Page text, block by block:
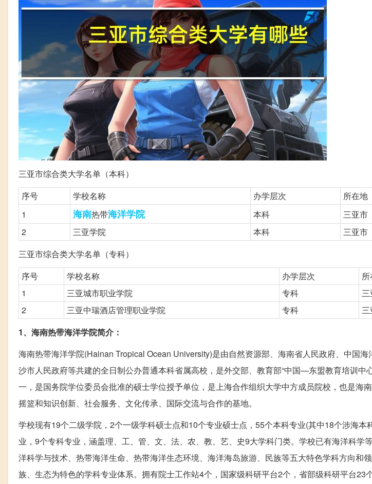
三亚市综合类大学名单（本科）
序号
学校名称 办学层次 所在地
1
海南热带海洋学院 本科 三亚市
2
三亚学院 本科 三亚市
三亚市综合类大学名单（专科）
序号
学校名称 办学层次
1
三亚城市职业学院 专科 三
2
三亚中瑞酒店管理职业学院 专科 三
1、海南热带海洋学院简介：
海南热带海洋学院(Hainan Tropical Ocean University)是由自然资源部、海南省人民政府、中国
沙市人民政府等共建的全日制公办普通本科省属高校，是外交部、教育部“中国—东盟教育培训中
一，是国务院学位委员会批准的硕士学位授予单位，是上海合作组织大学中方成员院校，也是海
摇篮和知识创新、社会服务、文化传承、国际交流与合作的基地。
学校现有19个二级学院，2个一级学科硕士点和10个专业硕士点，55个本科专业(其中18个涉海本
业，9个专科专业，涵盖理、工、管、文、法、农、教、艺、史9大学科门类。学校已有海洋科学
洋科学与技术、热带海洋生命、热带海洋生态环境、海洋海岛旅游、民族等五大特色学科方向和
族、生态为特色的学科专业体系。拥有院士工作站4个，国家级科研平台2个，省部级科研平台23